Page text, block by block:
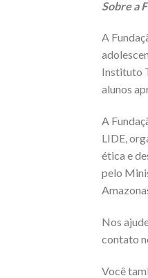
Sobre a
A
Instituto
alunos
A
LIDE,
ética e
pelo
Nos
contato
Você